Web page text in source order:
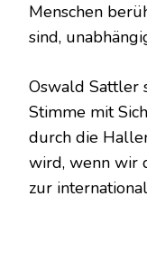
Menschen
sind,
Oswald Sattler
Stimme mit
durch die
wird, wenn wir
zur